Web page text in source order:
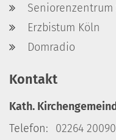
Seniorenzentrum
Erzbistum Köln
Domradio
Kontakt
Kath.
Telefon:
02264